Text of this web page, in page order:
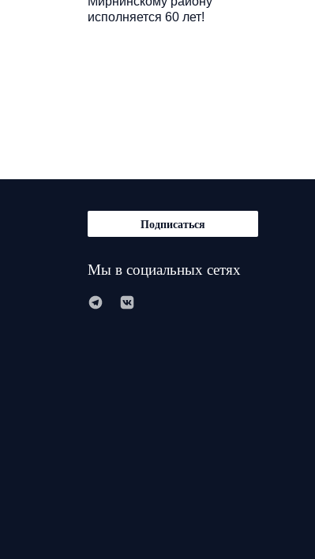
исполняется 60 лет!
Подписаться
Мы в социальных сетях